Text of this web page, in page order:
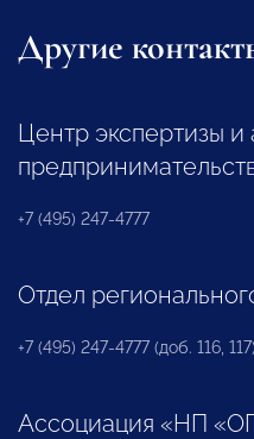
Другие
Центр экспертизы
+7 (495) 247-4777
Отдел
+7 (495) 247-4777 (доб. 116, 117)
Ассоциация «НП